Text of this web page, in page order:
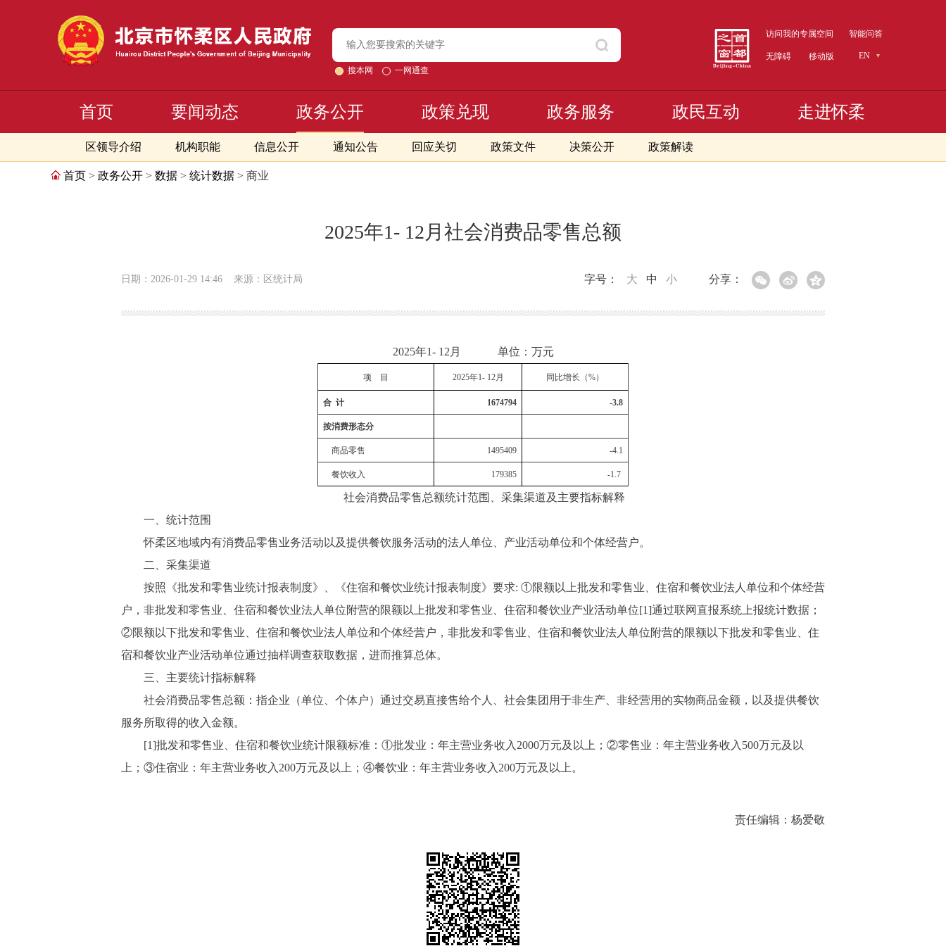
搜本网 一网通查
访问我的专属空间 智能问答
无障碍 移动版 EN
首页 要闻动态 政务公开
区领导介绍 机构职能 信息公开 通知公告 回应关切 政策文件 决策公开 政策解读
政策兑现 政务服务 政民互动 走进怀柔
首页 > 政务公开 > 数据 > 统计数据 > 商业
2025年1- 12月社会消费品零售总额
日期：2026-01-29 14:46 来源：区统计局 分享：
字号： 大 中 小
2025年1- 12月 单位：万元
项 目 2025年1-12月 同比增长 （%）
合 计 1674794 -3.8
按消费形态分
商品零售 1495409 -4.1
餐饮收入 179385 -1.7
社会消费品零售总额统计范围、采集渠道及主要指标解释
一、统计范围
怀柔区地域内有消费品零售业务活动以及提供餐饮服务活动的法人单位、产业活动单位和个体经营户。
二、采集渠道
按照《批发和零售业统计报表制度》、《住宿和餐饮业统计报表制度》要求: ①限额以上批发和零售业、住宿和餐饮业法人单位和个体经营
户，非批发和零售业、住宿和餐饮业法人单位附营的限额以上批发和零售业、住宿和餐饮业产业活动单位[1]通过联网直报系统上报统计数据；
②限额以下批发和零售业、住宿和餐饮业法人单位和个体经营户，非批发和零售业、住宿和餐饮业法人单位附营的限额以下批发和零售业、住
宿和餐饮业产业活动单位通过抽样调查获取数据，进而推算总体。
三、主要统计指标解释
社会消费品零售总额：指企业（单位、个体户）通过交易直接售给个人、社会集团用于非生产、非经营用的实物商品金额，以及提供餐饮
服务所取得的收入金额。
[1]批发和零售业、住宿和餐饮业统计限额标准：①批发业：年主营业务收入2000万元及以上；②零售业：年主营业务收入500万元及以
上；③住宿业：年主营业务收入200万元及以上；④餐饮业：年主营业务收入200万元及以上。
责任编辑：杨爱敬